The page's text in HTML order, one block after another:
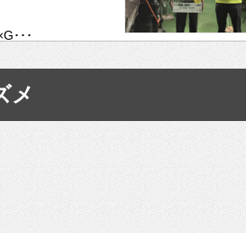
･･･
今話し･･･
TE･･･
メ